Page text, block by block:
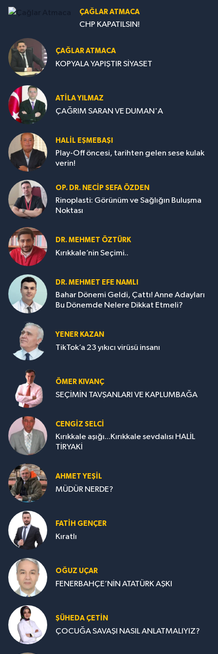
ÇAĞLAR ATMACA
CHP KAPATILSIN!
ÇAĞLAR ATMACA
KOPYALA YAPIŞTIR SİYASET
ATILA YILMAZ
ÇAĞRIM SARAN VE DUMAN'A
HALIL EŞMEBAŞI
Play-Off öncesi, tarihten gelen sese kulak
verin!
OP. DR. NECIP SEFA ÖZDEN
Rinoplasti: Görünüm ve Sağlığın Buluşma
Noktası
DR. MEHMET ÖZTÜRK
Kırıkkale’nin Seçimi..
DR. MEHMET EFE NAMLI
Bahar Dönemi Geldi, Çattı! Anne Adayları
Bu Dönemde Nelere Dikkat Etmeli?
YENER KAZAN
TikTok’a 23 yıkıcı virüsü insanı
ÖMER KIVANÇ
SEÇİMİN TAVŞANLARI VE KAPLUMBAĞA
CENGİZ SELCİ
Kırıkkale aşığı...Kırıkkale sevdalısı HALİL
TİRYAKİ
AHMET YEŞİL
MÜDÜR NERDE?
FATIH GENÇER
Kıratlı
OĞUZ UÇAR
FENERBAHÇE’NİN ATATÜRK AŞKI
ŞÜHEDA ÇETİN
ÇOCUĞA SAVAŞI NASIL ANLATMALIYIZ?